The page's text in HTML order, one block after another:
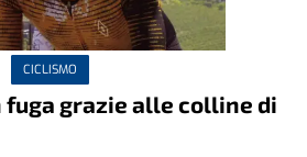
CICLISMO
fuga grazie alle colline di